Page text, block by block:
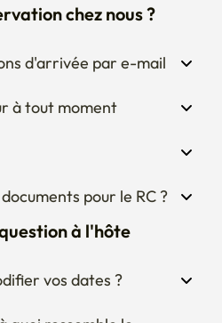
à tout moment
pour le RC ?
à l'hôte
vos dates ?
quoi ressemble le